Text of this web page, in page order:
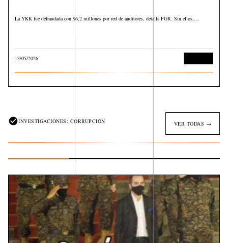
La YKK fue defraudada con $6,2 millones por red de auditores, detalla FGR. Sin ellos,…
13/05/2026
INVESTIGACIONES: CORRUPCIÓN VER TODAS →